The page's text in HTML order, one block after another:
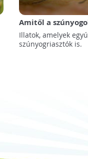
Amitől a
Illatok, amelyek
szúnyogriasztók is.